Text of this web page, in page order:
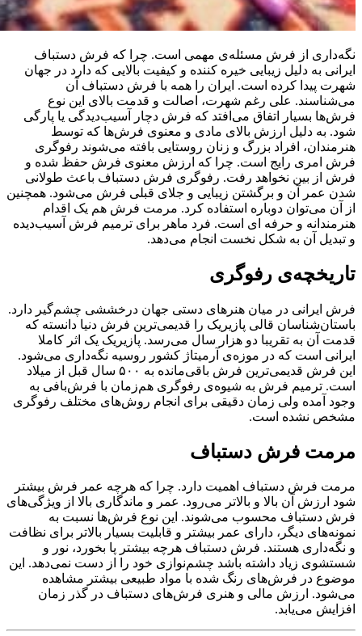
نگه‌داری از فرش مسئله‌ی مهمی است. چرا که فرش دستباف
ایرانی به دلیل زیبایی خیره کننده و کیفیت بالایی که دارد در جهان
شهرت پیدا کرده است. ایران را همه با فرش دستباف آن
می‌شناسند. علی رغم شهرت، اصالت و قدمت بالای این نوع
فرش‌ها بسیار اتفاق می‌افتد که فرش دچار آسیب‌دیدگی یا پارگی
شود. به دلیل ارزش بالای مادی و معنوی فرش‌ها که توسط
هنرمندان، افراد بزرگ و زنان روستایی بافته می‌شوند رفوگری
فرش امری رایج است. چرا که ارزش معنوی فرش حفظ شده و
فرش از بین نخواهد رفت. رفوگری فرش دستباف باعث طولانی
شدن عمر آن و برگشتن زیبایی و جلای قبلی فرش می‌شود. همچنین
از آن می‌توان دوباره استفاده کرد. مرمت فرش هم یک اقدام
هنرمندانه و حرفه ای است. فرد ماهر برای ترمیم فرش آسیب‌دیده
و تبدیل آن به شکل نخست انجام می‌دهد.
تاریخچه‌ی رفوگری
فرش ایرانی در میان هنرهای دستی جهان درخششی چشم‌گیر دارد.
باستان‌شناسان قالی پازیریک را قدیمی‌ترین فرش دنیا دانسته که
قدمت آن به تقریبا دو هزار سال می‌رسد. پازیریک یک اثر کاملا
ایرانی است که در موزه‌ی آرمیتاژ کشور روسیه نگه‌داری می‌شود.
این فرش قدیمی‌ترین فرش باقی‌مانده به ۵۰۰ سال قبل از میلاد
است. ترمیم فرش به شیوه‌ی رفوگری هم‌زمان با فرش‌بافی به
وجود آمده ولی زمان دقیقی برای انجام روش‌های مختلف رفوگری
مشخص نشده است.
مرمت فرش دستباف
مرمت فرش دستباف اهمیت دارد. چرا که هرچه عمر فرش بیشتر
شود ارزش آن بالا و بالاتر می‌رود. عمر و ماندگاری بالا از ویژگی‌های
فرش دستباف محسوب می‌شوند. این نوع فرش‌ها نسبت به
نمونه‌های دیگر، دارای عمر بیشتر و قابلیت بسیار بالاتر برای نظافت
و نگه‌داری هستند. فرش دستباف هرچه بیشتر پا بخورد، نور و
شستشوی زیاد داشته باشد چشم‌نوازی خود را از دست نمی‌دهد. این
موضوع در فرش‌های رنگ شده با مواد طبیعی بیشتر مشاهده
می‌شود. ارزش مالی و هنری فرش‌های دستباف در گذر زمان
افزایش می‌یابد.